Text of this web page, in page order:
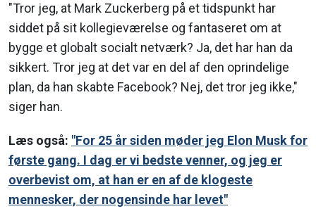
"Tror jeg, at Mark Zuckerberg på et tidspunkt har
siddet på sit kollegieværelse og fantaseret om at
bygge et globalt socialt netværk? Ja, det har han da
sikkert. Tror jeg at det var en del af den oprindelige
plan, da han skabte Facebook? Nej, det tror jeg ikke,"
siger han.
Læs også: "For 25 år siden møder jeg Elon Musk for
første gang. I dag er vi bedste venner, og jeg er
overbevist om, at han er en af de klogeste
mennesker, der nogensinde har levet"